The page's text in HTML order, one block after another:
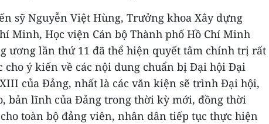
sỹ Nguyễn Việt Hùng, Trưởng khoa Xây dựng
Minh, Học viện Cán bộ Thành phố Hồ Chí Minh
ương lần thứ 11 đã thể hiện quyết tâm chính trị rất
cho ý kiến về các nội dung chuẩn bị Đại hội Đại
của Đảng, nhất là các văn kiện sẽ trình Đại hội,
bản lĩnh của Đảng trong thời kỳ mới, đồng thời
toàn bộ đảng viên, nhân dân tiếp tục thực hiện